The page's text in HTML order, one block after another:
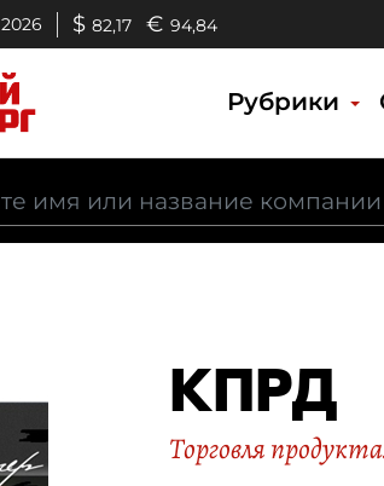
$ 82,17 € 94,84
Рубрики
КПРД
Торговля